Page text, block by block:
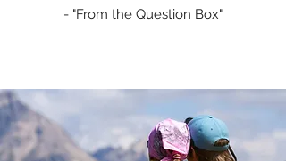
- "From the Question Box"